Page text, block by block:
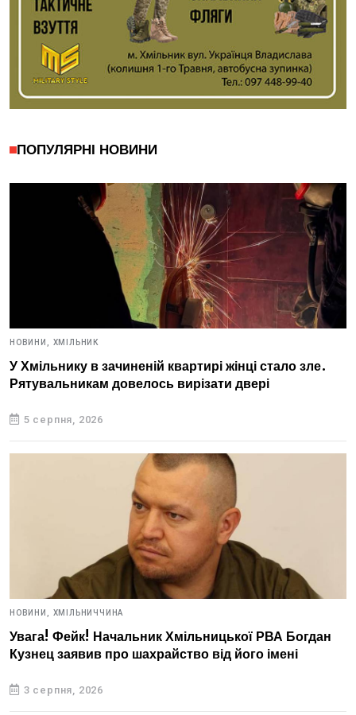
ПОПУЛЯРНІ НОВИНИ
НОВИНИ, ХМІЛЬНИК
У Хмільнику в зачиненій квартирі жінці стало зле.
Рятувальникам довелось вирізати двері
5 серпня, 2026
НОВИНИ, ХМІЛЬНИЧЧИНА
Увага! Фейк! Начальник Хмільницької РВА Богдан
Кузнец заявив про шахрайство від його імені
3 серпня, 2026